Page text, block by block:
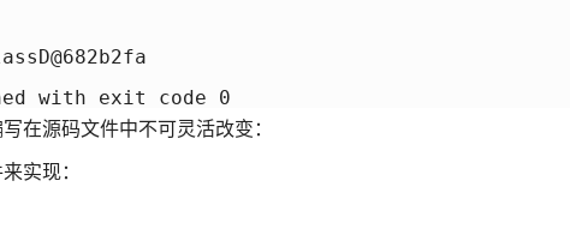
with exit code 0
在源码文件中不可灵活改变：
实现：